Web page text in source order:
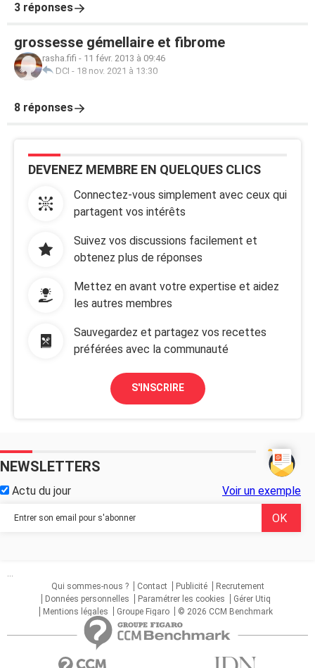
3 réponses
grossesse gémellaire et fibrome
rasha.fifi - 11 févr. 2013 à 09:46
DCI - 18 nov. 2021 à 13:30
8 réponses
DEVENEZ MEMBRE EN QUELQUES CLICS
Connectez-vous simplement avec ceux qui
partagent vos intérêts
Suivez vos discussions facilement et
obtenez plus de réponses
Mettez en avant votre expertise et aidez
les autres membres
Sauvegardez et partagez vos recettes
préférées avec la communauté
S'INSCRIRE
NEWSLETTERS
Actu du jour Voir un exemple
...
Qui sommes-nous ?
Contact Publicité
Recrutement
Données personnelles
Paramétrer les cookies
Gérer Utiq
Mentions légales
Groupe Figaro © 2026 CCM Benchmark